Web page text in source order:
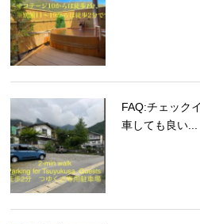
FAQ:チェック
車しても良い...